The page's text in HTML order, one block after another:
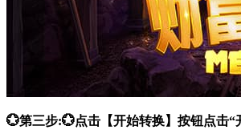
💮第三步:💮点击【开始转换】按钮点击“